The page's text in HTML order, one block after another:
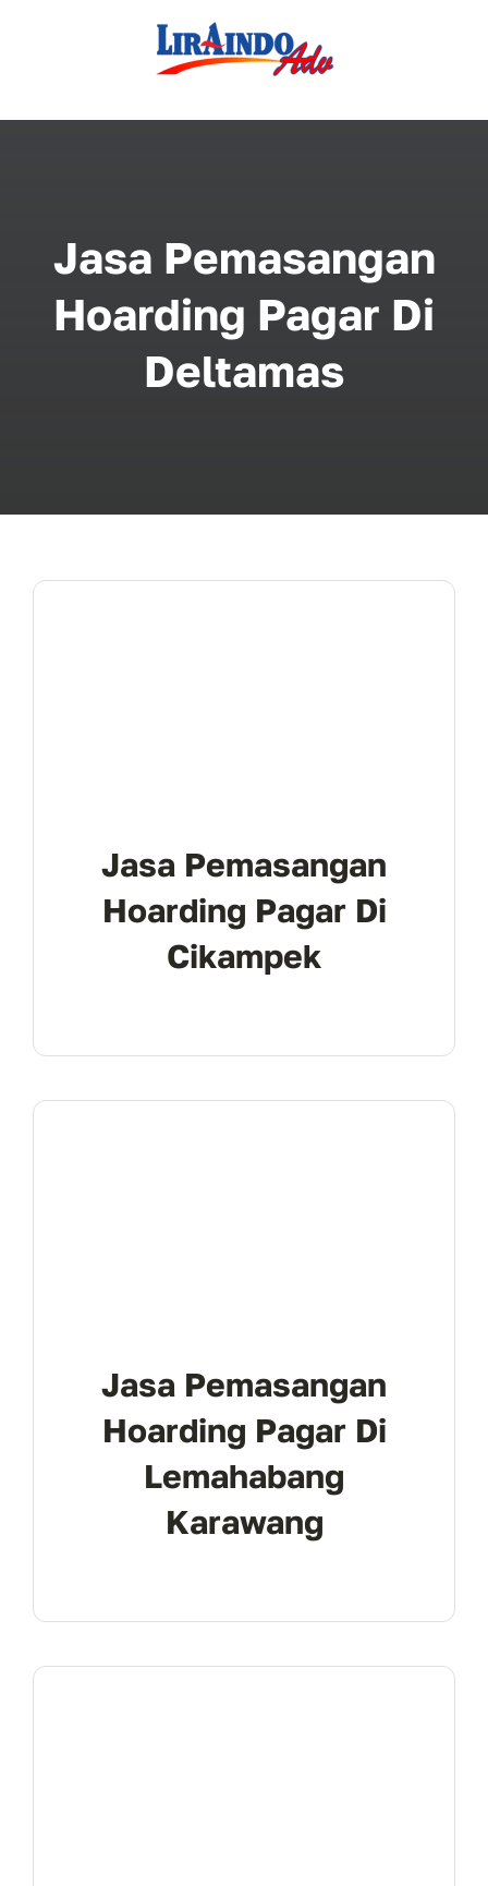
Jasa Pemasangan
Hoarding Pagar Di
Deltamas
Jasa Pemasangan
Hoarding Pagar Di
Cikampek
Jasa Pemasangan
Hoarding Pagar Di
Lemahabang
Karawang